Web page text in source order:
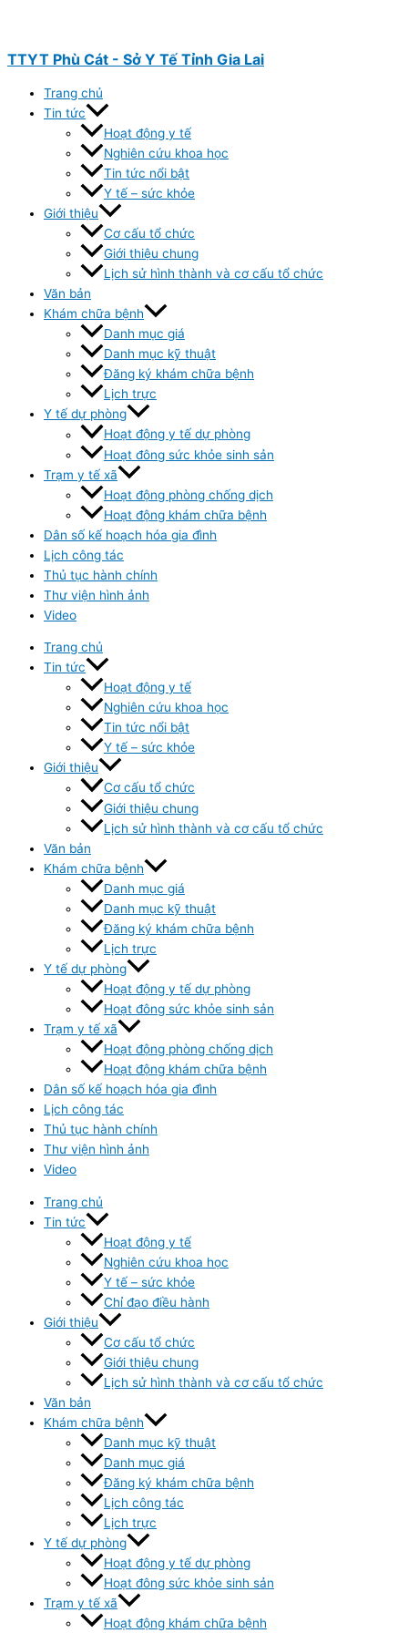
dung
TTYT Phù Cát - Sở Y Tế Tỉnh Gia Lai
Trang chủ
Tin tức
Hoạt động y tế
Nghiên cứu khoa học
Tin tức nổi bật
Y tế – sức khỏe
Giới thiệu
Cơ cấu tổ chức
Giới thiệu chung
Lịch sử hình thành và cơ cấu tổ chức
Văn bản
Khám chữa bệnh
Danh mục giá
Danh mục kỹ thuật
Đăng ký khám chữa bệnh
Lịch trực
Y tế dự phòng
Hoạt động y tế dự phòng
Hoạt đông sức khỏe sinh sản
Trạm y tế xã
Hoạt động phòng chống dịch
Hoạt động khám chữa bệnh
Dân số kế hoạch hóa gia đình
Lịch công tác
Thủ tục hành chính
Thư viện hình ảnh
Video
Trang chủ
Tin tức
Hoạt động y tế
Nghiên cứu khoa học
Tin tức nổi bật
Y tế – sức khỏe
Giới thiệu
Cơ cấu tổ chức
Giới thiệu chung
Lịch sử hình thành và cơ cấu tổ chức
Văn bản
Khám chữa bệnh
Danh mục giá
Danh mục kỹ thuật
Đăng ký khám chữa bệnh
Lịch trực
Y tế dự phòng
Hoạt động y tế dự phòng
Hoạt đông sức khỏe sinh sản
Trạm y tế xã
Hoạt động phòng chống dịch
Hoạt động khám chữa bệnh
Dân số kế hoạch hóa gia đình
Lịch công tác
Thủ tục hành chính
Thư viện hình ảnh
Video
Trang chủ
Tin tức
Hoạt động y tế
Nghiên cứu khoa học
Y tế – sức khỏe
Chỉ đạo điều hành
Giới thiệu
Cơ cấu tổ chức
Giới thiệu chung
Lịch sử hình thành và cơ cấu tổ chức
Văn bản
Khám chữa bệnh
Danh mục kỹ thuật
Danh mục giá
Đăng ký khám chữa bệnh
Lịch công tác
Lịch trực
Y tế dự phòng
Hoạt động y tế dự phòng
Hoạt đông sức khỏe sinh sản
Trạm y tế xã
Hoạt động khám chữa bệnh